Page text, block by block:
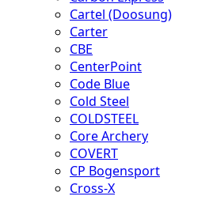
Cartel (Doosung)
Carter
CBE
CenterPoint
Code Blue
Cold Steel
COLDSTEEL
Core Archery
COVERT
CP Bogensport
Cross-X